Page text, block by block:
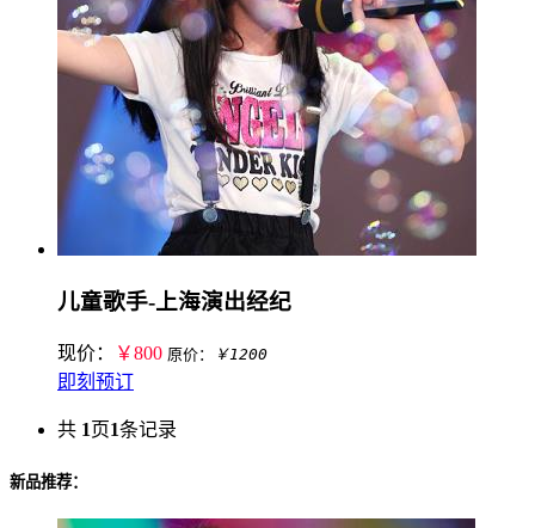
儿童歌手-上海演出经纪
现价： ￥800 原价： ￥1200
即刻预订
共 1页1条记录
新品推荐：